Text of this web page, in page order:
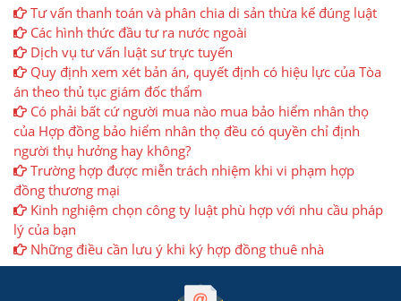
Tư vấn thanh toán và phân chia di sản thừa kế đúng luật
Các hình thức đầu tư ra nước ngoài
Dịch vụ tư vấn luật sư trực tuyến
Quy định xem xét bản án, quyết định có hiệu lực của Tòa
án theo thủ tục giám đốc thẩm
Có phải bất cứ người mua nào mua bảo hiểm nhân thọ
của Hợp đồng bảo hiểm nhân thọ đều có quyền chỉ định
người thụ hưởng hay không?
Trường hợp được miễn trách nhiệm khi vi phạm hợp
đồng thương mại
Kinh nghiệm chọn công ty luật phù hợp với nhu cầu pháp
lý của bạn
Những điều cần lưu ý khi ký hợp đồng thuê nhà